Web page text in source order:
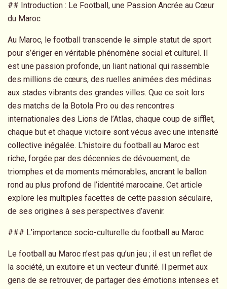
## Introduction : Le Football, une Passion Ancrée au Cœur
du Maroc
Au Maroc, le football transcende le simple statut de sport
pour s’ériger en véritable phénomène social et culturel. Il
est une passion profonde, un liant national qui rassemble
des millions de cœurs, des ruelles animées des médinas
aux stades vibrants des grandes villes. Que ce soit lors
des matchs de la Botola Pro ou des rencontres
internationales des Lions de l’Atlas, chaque coup de sifflet,
chaque but et chaque victoire sont vécus avec une intensité
collective inégalée. L’histoire du football au Maroc est
riche, forgée par des décennies de dévouement, de
triomphes et de moments mémorables, ancrant le ballon
rond au plus profond de l’identité marocaine. Cet article
explore les multiples facettes de cette passion séculaire,
de ses origines à ses perspectives d’avenir.
### L’importance socio-culturelle du football au Maroc
Le football au Maroc n’est pas qu’un jeu ; il est un reflet de
la société, un exutoire et un vecteur d’unité. Il permet aux
gens de se retrouver, de partager des émotions intenses et